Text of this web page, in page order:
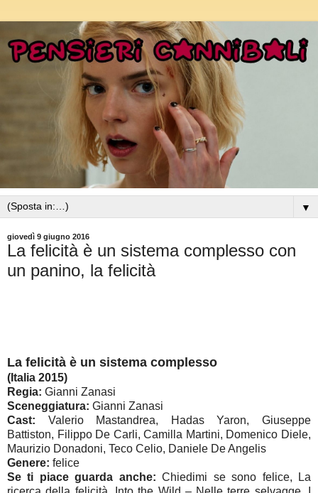
▼
giovedì 9 giugno 2016
La felicità è un sistema complesso con
un panino, la felicità
La felicità è un sistema complesso
(Italia 2015)
Regia: Gianni Zanasi
Sceneggiatura: Gianni Zanasi
Cast: Valerio Mastandrea, Hadas Yaron, Giuseppe
Battiston, Filippo De Carli, Camilla Martini, Domenico Diele,
Maurizio Donadoni, Teco Celio, Daniele De Angelis
Genere: felice
Se ti piace guarda anche:Chiedimi se sono felice, La